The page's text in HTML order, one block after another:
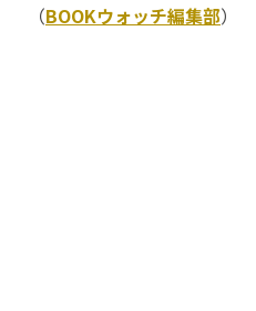
（BOOKウォッチ編集部）